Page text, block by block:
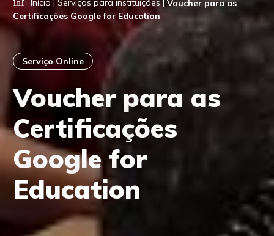
Início | Serviços para instituições | Voucher para as
Certificações Google for Education
Serviço Online
Voucher para as
Certificações
Google for
Education